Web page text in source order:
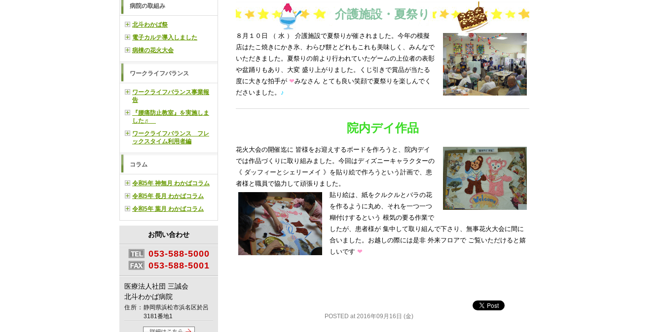
介護施設・夏祭り
８月１０日 （ 水 ） 介護施設で夏祭りが催されました。今年の模擬
店はたこ焼きにかき氷、わらび餅とどれもこれも美味しく、みんなで
いただきました。夏祭りの前より行われていたゲームの上位者の表彰
や盆踊りもあり、大変 盛り上がりました。くじ引きで賞品が当たる
度に大きな拍手が ❤みなさん とても良い笑顔で夏祭りを楽しんでく
ださいました。 ♪
院内デイ作品
花火大会の開催迄に 皆様をお迎えするボードを作ろうと、院内デイ
では作品づくりに取り組みました。今回はディズニーキャラクターの
《 ダッフィーとシェリーメイ 》を貼り絵で作ろうという計画で、患
者様と職員で協力して頑張りました。
貼り絵は、紙をクルクルとバラの花
を作るように丸め、それを一つ一つ
糊付けするという 根気の要る作業で
したが、患者様が 集中して取り組んで下さり、無事花火大会に間に
合いました。お越しの際には是非 外来フロアで ご覧いただけると嬉
しいです ❤
POSTED at 2016年09月16日 (金)
病院の取組み
北斗わかば祭
電子カルテ導入しました
病棟の花火大会
ワークライフバランス
ワークライフバランス事業報
告
『腰痛防止教室』を実施しま
した♬
ワークライフバランス フレ
ックスタイム利用者編
コラム
令和5年 神無月 わかばコラム
令和5年 長月 わかばコラム
令和5年 葉月 わかばコラム
お問い合わせ
053-588-5000
053-588-5001
医療法人社団 三誠会
北斗わかば病院
住所： 静岡県浜松市浜名区於呂
3181番地1